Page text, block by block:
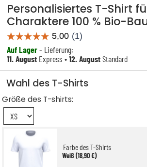
Personalisiertes T-Shirt
Charaktere 100 % Bio-
Auf Lager- Lieferung:
11. August Express •12. AugustStandard
Wahl des T-Shirts
Größe des T-shirts:
Farbe des T-Shirts
Weiß (18,90 €)